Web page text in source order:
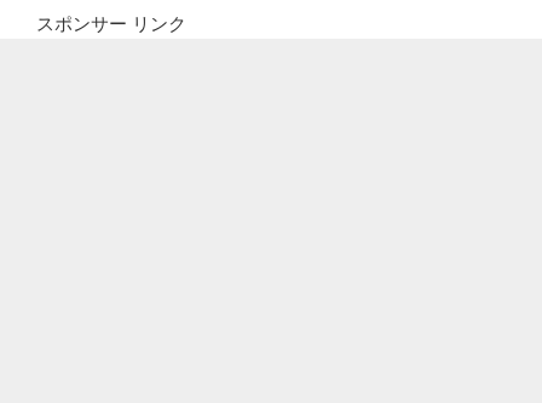
スポンサー リンク